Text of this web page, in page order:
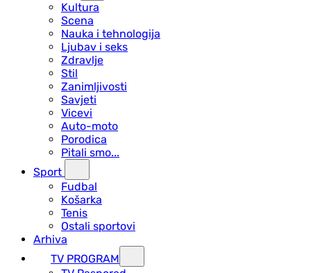
Kultura
Scena
Nauka i tehnologija
Ljubav i seks
Zdravlje
Stil
Zanimljivosti
Savjeti
Vicevi
Auto-moto
Porodica
Pitali smo...
Sport
Fudbal
Košarka
Tenis
Ostali sportovi
Arhiva
TV PROGRAM